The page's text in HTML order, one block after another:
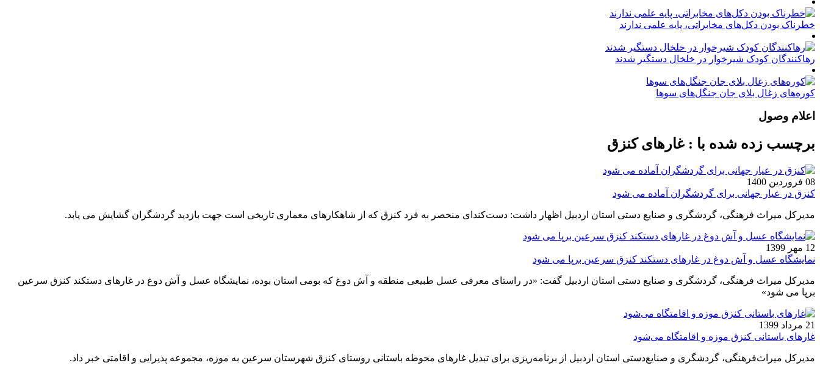
خطرناک بودن دکل‌های مخابراتی، پایه علمی ندارند
رهاکنندگان کودک شیرخوار در خلخال دستگیر شدند
کوره‌های زغال بلای جان جنگل‌های سوها
اعلام وصول
برچسب زده شده با : غارهای کنزق
08 فروردین 1400
کنزق در عیار جهانی برای گردشگران آماده می شود
مدیرکل میراث فرهنگی، گردشگری و صنایع دستی استان اردبیل اظهار داشت: دست‌کند‌ای منحصر به فرد کنزق که از شاهکارهای معماری تاریخی است جهت بازدید گردشگران گشایش می یابد.
12 مهر 1399
نمایشگاه عسل و آش دوغ در غارهای دستکند کنزق سرعین برپا می شود
مدیرکل میراث‌ فرهنگی، گردشگری و صنایع‌ دستی استان اردبیل گفت: «در راستای معرفی عسل طبیعی منطقه و آش دوغ که بومی استان بوده، نمایشگاه عسل و آش دوغ در غارهای دستکند کنزق سرعین
برپا می‌ شود»
21 مرداد 1399
غارهای باستانی کنزق موزه و اقامتگاه می‌شود
مدیرکل میراث‌فرهنگی، گردشگری و صنایع‌دستی استان اردبیل از برنامه‌ریزی برای تبدیل غارهای محوطه باستانی روستای کنزق شهرستان سرعین به موزه، مجموعه پذیرایی و اقامتی خبر داد.